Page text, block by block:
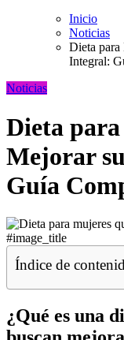
Inicio
Noticias
Dieta para
Integral:
Noticias
Dieta
Mejorar
Guía
#image_title
Índice de
¿Qué es una